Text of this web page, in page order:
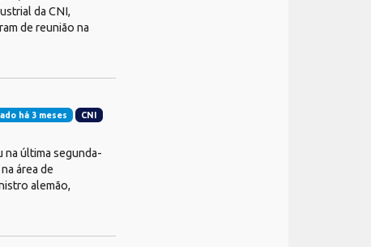
da CNI,
de reunião na
há 3 meses CNI
na última segunda-
área de
alemão,